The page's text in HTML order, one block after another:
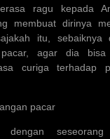
ragu kepada
membuat dirinya
itu, sebaiknya
agar dia bisa
curiga terhadap
pacar
dengan